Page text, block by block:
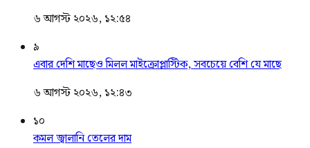
৬ আগস্ট ২০২৬, ১২:৫৪
৯
এবার দেশি মাছেও মিলল মাইক্রোপ্লাস্টিক, সবচেয়ে বেশি যে মাছে
৬ আগস্ট ২০২৬, ১২:৪৩
১০
কমল জ্বালানি তেলের দাম